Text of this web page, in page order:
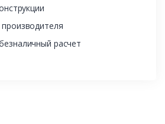
расчет